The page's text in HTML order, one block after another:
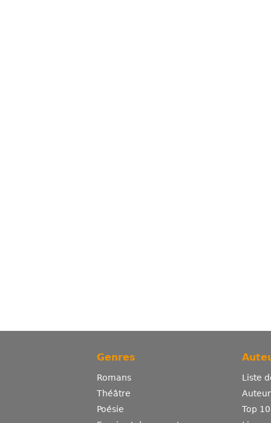
Genres
Romans
Théâtre
Poésie
Liste
Top